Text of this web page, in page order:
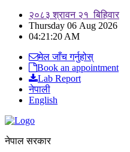
२०८३ श्रावन २१ बिहिवार
Thursday 06 Aug 2026
04:21:21 AM
मेल जाँच गर्नुहोस्
Book an appointment
Lab Report
नेपाली
English
नेपाल सरकार